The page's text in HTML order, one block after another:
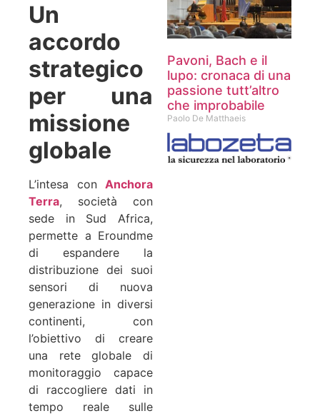
Un
accordo
strategico
per una
missione
globale
L’intesa con Anchora
Terra, società con
sede in Sud Africa,
permette a Eroundme
di espandere la
distribuzione dei suoi
sensori di nuova
generazione in diversi
continenti, con
l’obiettivo di creare
una rete globale di
monitoraggio capace
di raccogliere dati in
tempo reale sulle
Pavoni, Bach e il
lupo: cronaca di una
passione tutt’altro
che improbabile
Paolo De Matthaeis